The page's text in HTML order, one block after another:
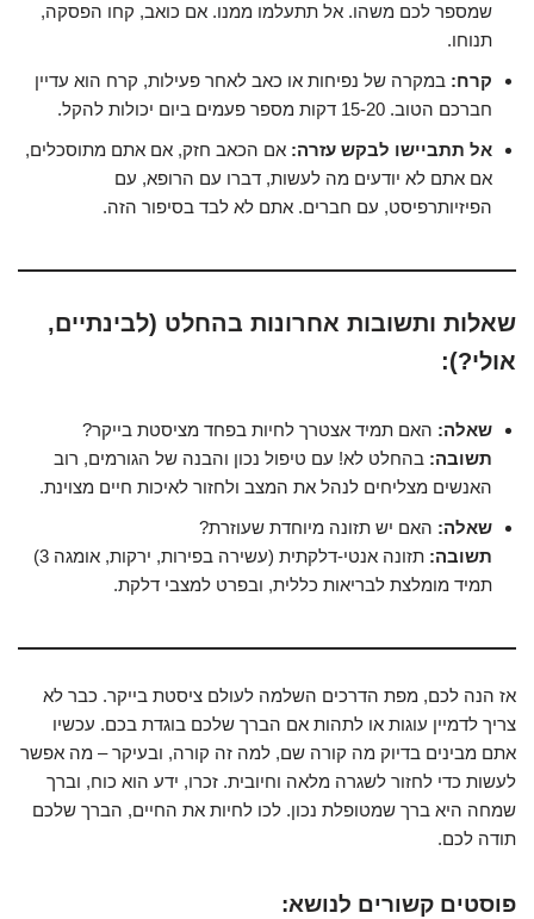
שמספר לכם משהו. אל תתעלמו ממנו. אם כואב, קחו הפסקה,
תנוחו.
קרח: במקרה של נפיחות או כאב לאחר פעילות, קרח הוא עדיין
חברכם הטוב. 15-20 דקות מספר פעמים ביום יכולות להקל.
אל תתביישו לבקש עזרה: אם הכאב חזק, אם אתם מתוסכלים,
אם אתם לא יודעים מה לעשות, דברו עם הרופא, עם
הפיזיותרפיסט, עם חברים. אתם לא לבד בסיפור הזה.
שאלות ותשובות אחרונות בהחלט (לבינתיים,
אולי?):
שאלה: האם תמיד אצטרך לחיות בפחד מציסטת בייקר?
תשובה: בהחלט לא! עם טיפול נכון והבנה של הגורמים, רוב
האנשים מצליחים לנהל את המצב ולחזור לאיכות חיים מצוינת.
שאלה: האם יש תזונה מיוחדת שעוזרת?
תשובה:
תזונה אנטי-דלקתית (עשירה בפירות, ירקות, אומגה 3)
תמיד מומלצת לבריאות כללית, ובפרט למצבי דלקת.
אז הנה לכם, מפת הדרכים השלמה לעולם ציסטת בייקר. כבר לא
צריך לדמיין עוגות או לתהות אם הברך שלכם בוגדת בכם. עכשיו
אתם מבינים בדיוק מה קורה שם, למה זה קורה, ובעיקר – מה אפשר
לעשות כדי לחזור לשגרה מלאה וחיובית. זכרו, ידע הוא כוח, וברך
שמחה היא ברך שמטופלת נכון. לכו לחיות את החיים, הברך שלכם
תודה לכם.
פוסטים קשורים לנושא: